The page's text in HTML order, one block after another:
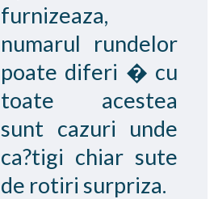
furnizeaza,
numarul rundelor
poate diferi � cu
toate acestea
sunt cazuri unde
ca?tigi chiar sute
de rotiri surpriza.